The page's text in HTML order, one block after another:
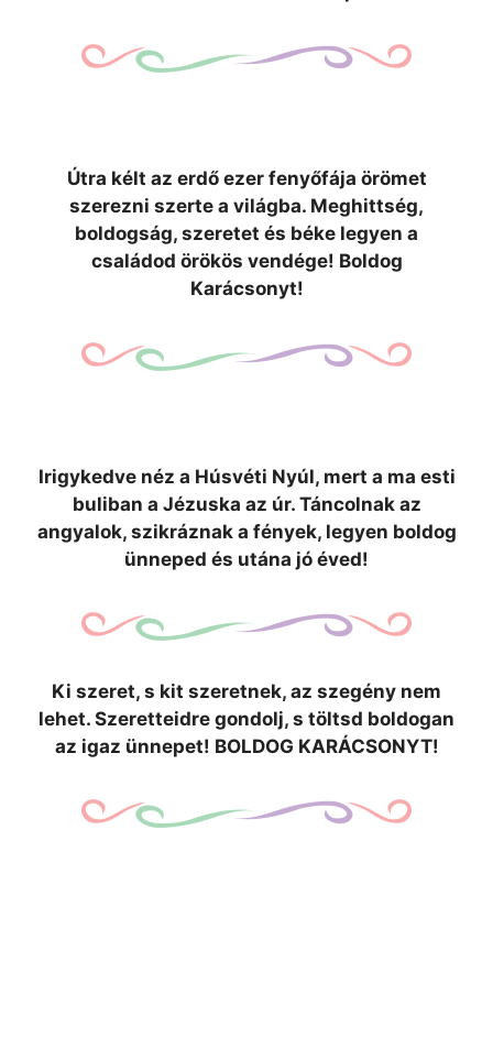
Útra kélt az erdő ezer fenyőfája örömet
szerezni szerte a világba. Meghittség,
boldogság, szeretet és béke legyen a
családod örökös vendége! Boldog
Karácsonyt!
Irigykedve néz a Húsvéti Nyúl, mert a ma esti
buliban a Jézuska az úr. Táncolnak az
angyalok, szikráznak a fények, legyen boldog
ünneped és utána jó éved!
Ki szeret, s kit szeretnek, az szegény nem
lehet. Szeretteidre gondolj, s töltsd boldogan
az igaz ünnepet! BOLDOG KARÁCSONYT!